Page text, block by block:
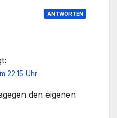
ANTWORTEN
22:15 Uhr
den eigenen